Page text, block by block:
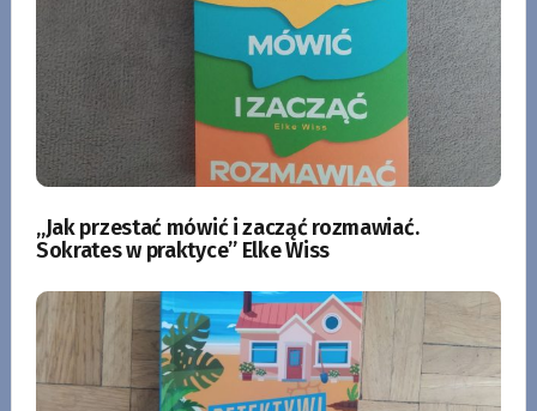
„Jak przestać mówić i zacząć rozmawiać.
Sokrates w praktyce” Elke Wiss